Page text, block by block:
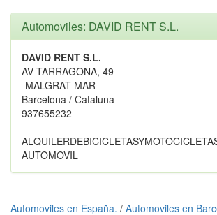
Automoviles: DAVID RENT S.L.
DAVID RENT S.L.
AV TARRAGONA, 49
-MALGRAT MAR
Barcelona / Cataluna
937655232
AUTOMOVIL
Automoviles en España. / Automoviles en